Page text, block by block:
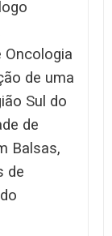
Oncologia
de uma
Sul do
de
Balsas,
de